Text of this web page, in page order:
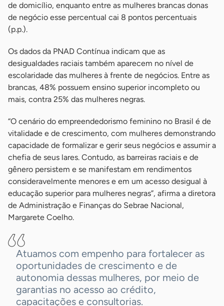
de domicílio, enquanto entre as mulheres brancas donas
de negócio esse percentual cai 8 pontos percentuais
(p.p.).
Os dados da PNAD Contínua indicam que as
desigualdades raciais também aparecem no nível de
escolaridade das mulheres à frente de negócios. Entre as
brancas, 48% possuem ensino superior incompleto ou
mais, contra 25% das mulheres negras.
“O cenário do empreendedorismo feminino no Brasil é de
vitalidade e de crescimento, com mulheres demonstrando
capacidade de formalizar e gerir seus negócios e assumir a
chefia de seus lares. Contudo, as barreiras raciais e de
gênero persistem e se manifestam em rendimentos
consideravelmente menores e em um acesso desigual à
educação superior para mulheres negras”, afirma a diretora
de Administração e Finanças do Sebrae Nacional,
Margarete Coelho.
Atuamos com empenho para fortalecer as
oportunidades de crescimento e de
autonomia dessas mulheres, por meio de
garantias no acesso ao crédito,
capacitações e consultorias.